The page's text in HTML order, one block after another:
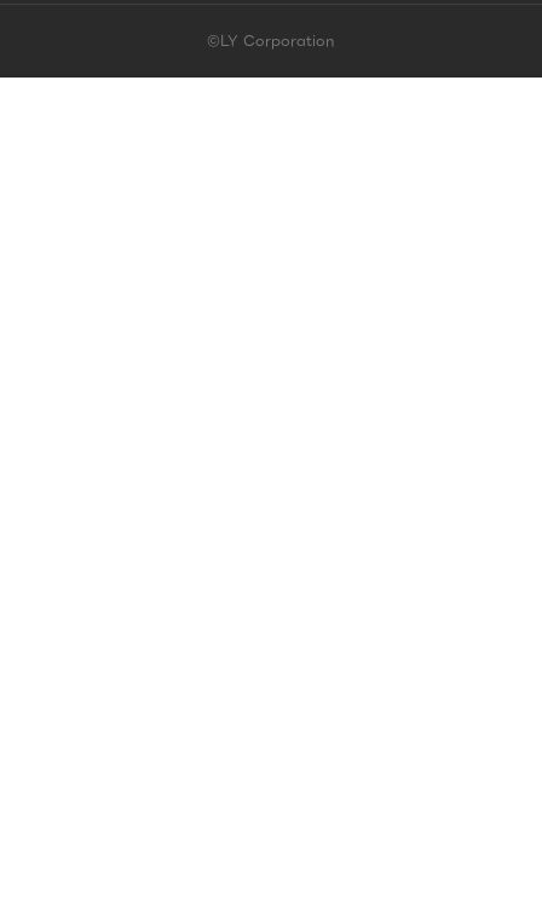
©LY Corporation
このコンテンツは掲載が終了しました | LINE占い